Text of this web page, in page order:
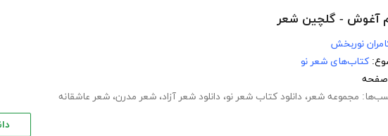
هم آغوش - گلچین شعر
نوربخش
کتاب‌های شعر نو
مجموعه شعر، دانلود کتاب شعر نو، دانلود شعر آزاد، شعر مدرن، شعر عاشقانه